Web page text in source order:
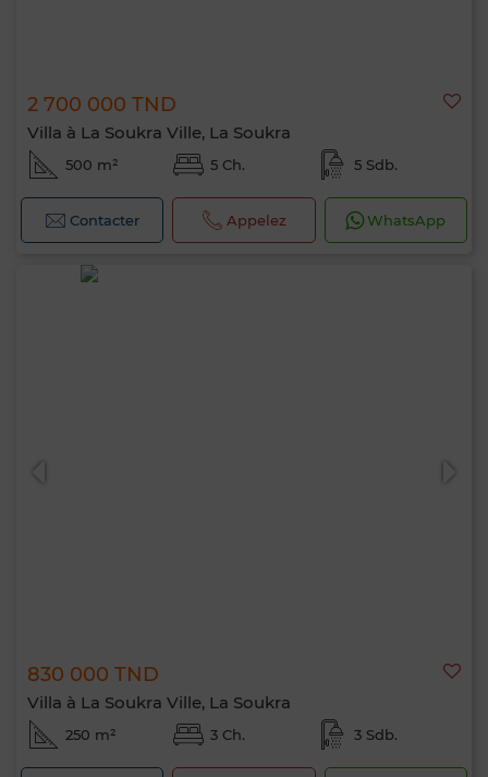
2 700 000 TND
Villa à La Soukra Ville, La Soukra
500 m² 5 Ch. 5 Sdb.
Contacter Appelez WhatsApp
830 000 TND
Villa à La Soukra Ville, La Soukra
250 m² 3 Ch. 3 Sdb.